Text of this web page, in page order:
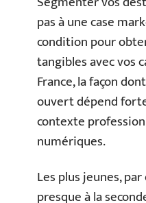
pas à une case
condition pour
tangibles avec vos
France, la façon
ouvert dépend
contexte
numériques.
Les plus jeunes,
presque à la